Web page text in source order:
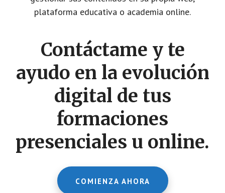
plataforma educativa o academia online.
Contáctame y te
ayudo en la evolución
digital de tus
formaciones
presenciales u online.
COMIENZA AHORA